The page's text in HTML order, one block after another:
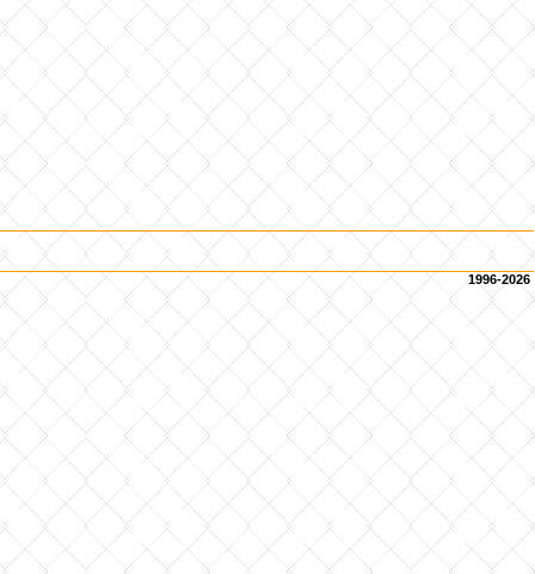
1996-2026